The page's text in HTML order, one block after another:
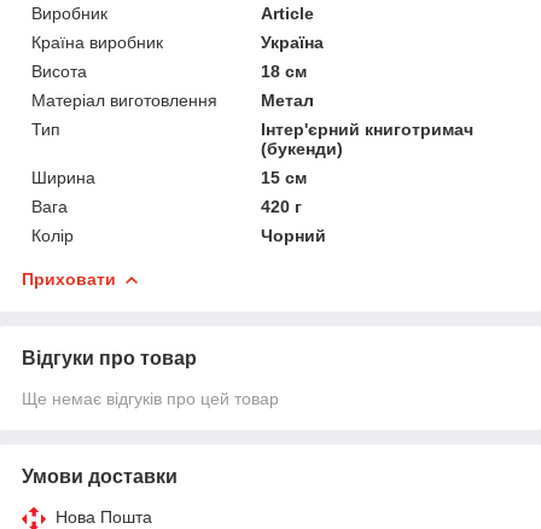
Виробник
Article
Країна виробник
Україна
Висота
18 см
Матеріал виготовлення
Метал
Тип
Інтер'єрний книготримач
(букенди)
Ширина
15 см
Вага
420 г
Колір
Чорний
Приховати
Відгуки про товар
Ще немає відгуків про цей товар
Умови доставки
Нова Пошта